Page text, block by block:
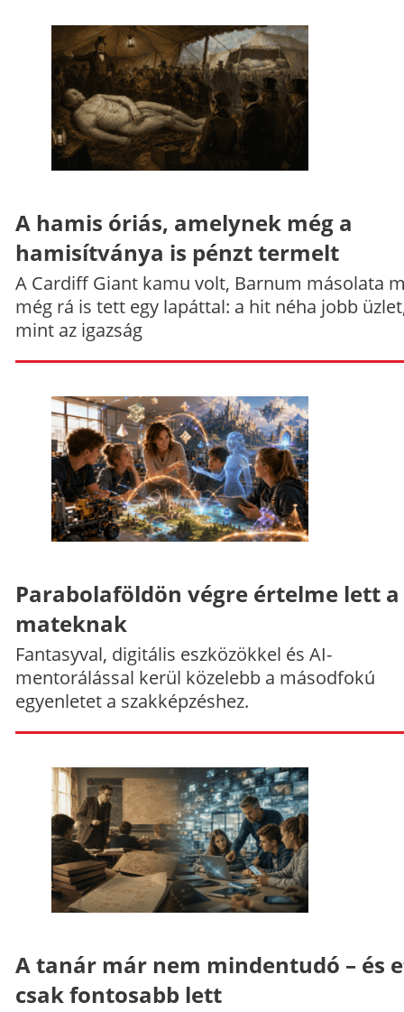
A hamis óriás, amelynek még a
hamisítványa is pénzt termelt
A Cardiff Giant kamu volt, Barnum másolata
még rá is tett egy lapáttal: a hit néha jobb
mint az igazság
Parabolaföldön végre értelme lett a
mateknak
Fantasyval, digitális eszközökkel és AI-
mentorálással kerül közelebb a másodfokú
egyenletet a szakképzéshez.
A tanár már nem mindentudó – és
csak fontosabb lett